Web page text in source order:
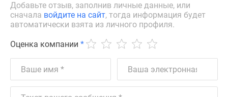
Добавьте отзыв, заполнив личные данные, или
сначала войдите на сайт, тогда информация будет
автоматически взята из личного профиля.
Оценка компании *